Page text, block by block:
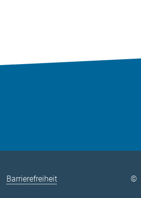
Barrierefreiheit ©